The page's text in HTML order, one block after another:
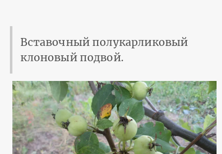
Вставочный полукарликовый
клоновый подвой.